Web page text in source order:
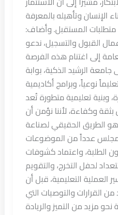
الإنسان وتأهيله بالمعرفة
متطلبات المستقبل. وأضاف:
القبول والتسجيل، ندعو
إلى اغتنام هذه الفرصة
جامعة الرشيد الذكية، بوابة
نوعياً، وبرامج أكاديمية
وبنية تعليمية متطورة تُعد
وكفاءة، لأننا نؤمن أن
هو الطريق الحقيقي لصناعة
عدداً من الموضوعات
الطلبة، واعتماد كشوفات
لحفل التخرج، والتقويم
العملية التعليمية، قبل أن
من القرارات والتوصيات التي